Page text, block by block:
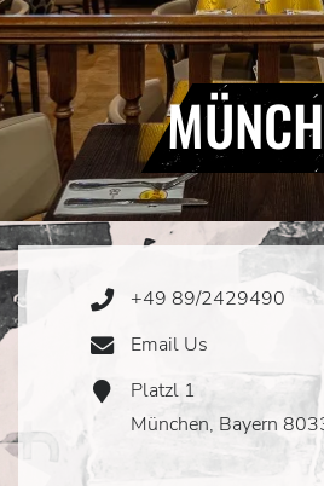
Phone
+49 89/2429490
Email
Email Us
Address
Icon
Platzl 1
München, Bayern